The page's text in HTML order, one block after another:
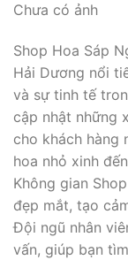
Chưa có ảnh
Shop Hoa Sáp
Hải Dương nổi
và sự tinh tế
cập nhật những
cho khách hàng
hoa nhỏ xinh
Không gian
đẹp mắt, tạo
Đội ngũ nhân
vấn, giúp bạn